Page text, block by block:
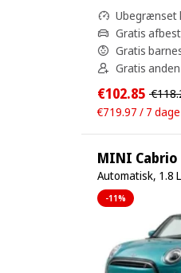
Ubegrænset
Gratis
Gratis
Gratis
€102.85
€719.97 / 7 dage
MINI Cabrio
Automatisk, 1.8
-11%